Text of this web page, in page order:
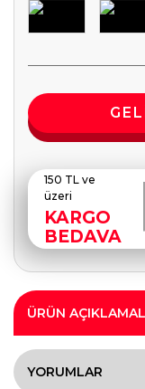
150 TL ve
üzeri
KARGO
BEDAVA
ÜRÜN
YORUMLAR